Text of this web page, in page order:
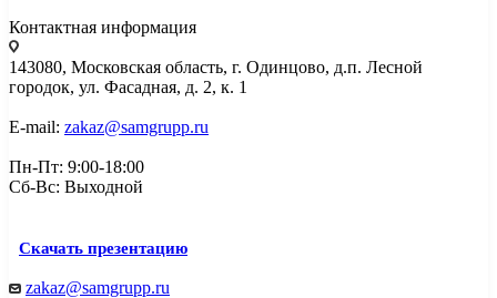
Контактная информация
143080, Mосковская область, г. Одинцово, д.п. Лесной
городок, ул. Фасадная, д. 2, к. 1
E-mail: zakaz@samgrupp.ru
Пн-Пт: 9:00-18:00
Сб-Вс: Выходной
Скачать презентацию
zakaz@samgrupp.ru